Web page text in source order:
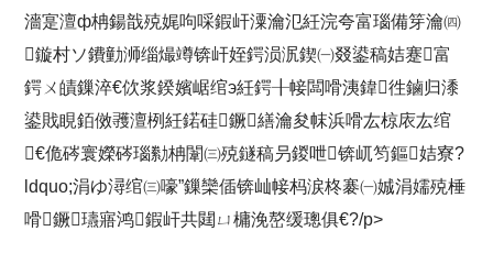
濇寔澶ф柟鍚戠殑娓呴啋鍜屽潥瀹氾紝浣夸富瑙備笌瀹㈣
鏇村ソ鐨勭浉缁熶竴锛屽姪鍔涢泦鍥㈠叕鍙稿姞蹇富
鍔ㄨ皟鏁淬€佽浆鍨嬪崌绾э紝鍔╂帹闆嗗洟鍏徃鏀归潻
鍙戝睍銆傚彟澶栵紝鍩硅鐝繕瀹夋帓浜嗗厷椋庡厷绾
€佹硶寰嬫硶瑙勬柟闈㈢殑鐩稿叧鍐呭锛屼笉鏂姞寮?
ldquo;涓ゆ潯绾㈢嚎”鏁欒偛锛屾帹杩涙柊褰㈠娍涓嬬殑棰
嗗鐝瓙寤鸿鍜屽共閮ㄩ槦浼嶅缓璁俱€?/p>